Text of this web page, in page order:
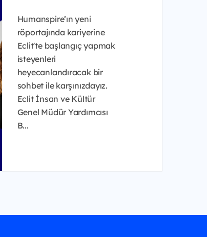
Humanspire’ın yeni
röportajında kariyerine
Eclit'te başlangıç yapmak
isteyenleri
heyecanlandıracak bir
sohbet ile karşınızdayız.
Eclit İnsan ve Kültür
Genel Müdür Yardımcısı
B...